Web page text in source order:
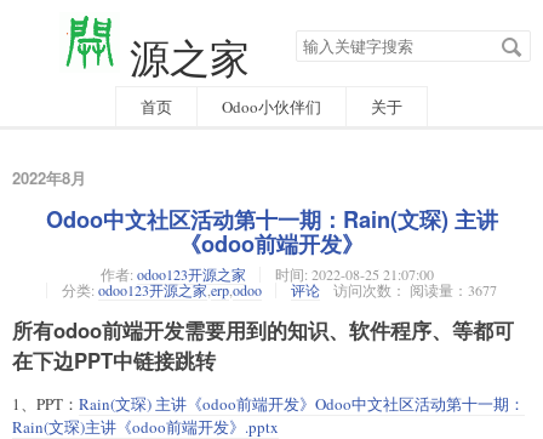
源之家 搜
索
字
首页 Odoo小伙伴们 关于
2022年8月
Odoo中文社区活动第十一期：Rain(文琛) 主讲
《odoo前端开发》
作者: odoo123开源之家 时间: 2022-08-25 21:07:00
分类: odoo123开源之家 erpodoo 评论 访问次数： 阅读量：3677
所有odoo前端开发需要用到的知识、软件程序、等都可
在下边PPT中链接跳转
1、PPT： Rain(文琛) 主讲《odoo前端开发》Odoo中文社区活动第十一期：
Rain(文琛)主讲《odoo前端开发》.pptx